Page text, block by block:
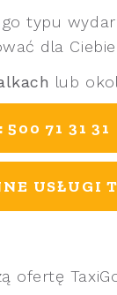
typu
dla
lub
71 31 31
USŁUGI
ofertę